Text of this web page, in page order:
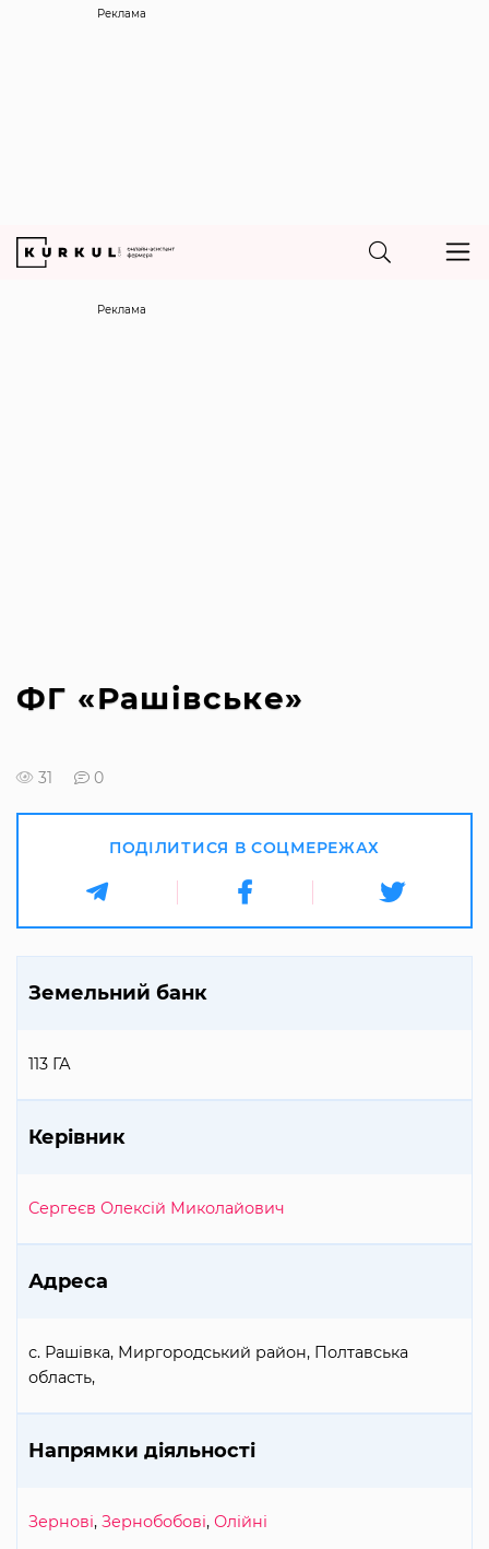
Реклама
ФГ «Рашівське»
31 0
ПОДІЛИТИСЯ В СОЦМЕРЕЖАХ
Земельний банк
113 ГА
Керівник
Сергеєв Олексій Миколайович
Адреса
с. Рашівка, Миргородський район, Полтавська
область,
Напрямки діяльності
Зернові, Зернобобові, Олійні
Реклама